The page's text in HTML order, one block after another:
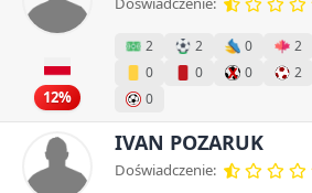
12%
2 2 0 2
0
0 0 2
0
IVAN POZARUK
Doświadczenie: